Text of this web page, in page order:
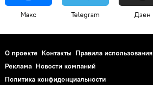
Макс Telegram Дзен
О проекте Контакты Правила использования
Реклама Новости компаний
Политика конфиденциальности